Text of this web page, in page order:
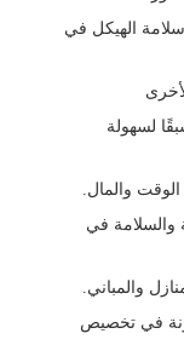
الهيكل في
لسهولة
والمال.
والسلامة في
والمباني.
في تخصيص